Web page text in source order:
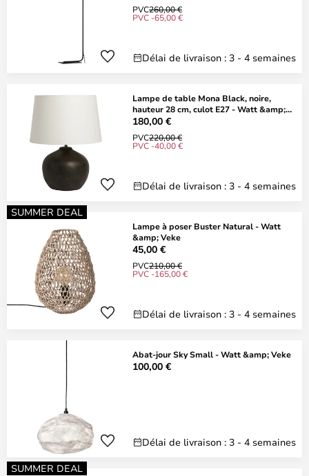
PVC260,00 €
PVC -65,00 €
Délai de livraison : 3 - 4 semaines
Lampe de table Mona Black, noire,
hauteur 28 cm, culot E27 - Watt &amp;
Veke
180,00 €
PVC220,00 €
PVC -40,00 €
Délai de livraison : 3 - 4 semaines
SUMMER DEAL
Lampe à poser Buster Natural - Watt
&amp; Veke
45,00 €
PVC210,00 €
PVC -165,00 €
Délai de livraison : 3 - 4 semaines
Abat-jour Sky Small - Watt &amp; Veke
100,00 €
Délai de livraison : 3 - 4 semaines
SUMMER DEAL